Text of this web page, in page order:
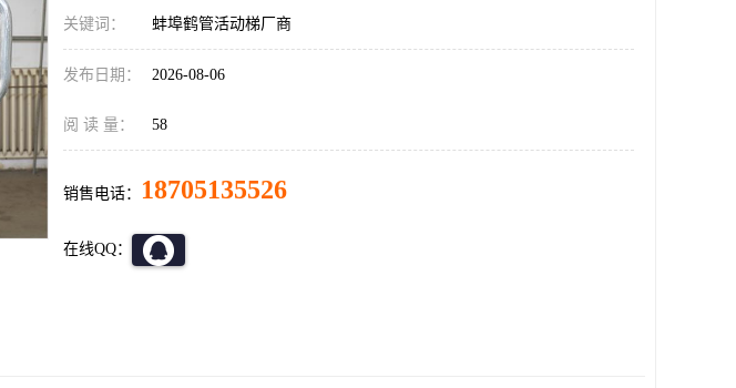
关键词： 蚌埠鹤管活动梯厂商
发布日期： 2026-08-06
阅 读 量： 58
销售电话： 18705135526
在线QQ：